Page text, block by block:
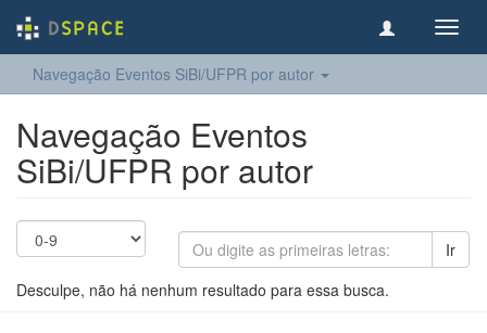
Navegação Eventos SiBi/UFPR por autor
Navegação Eventos
SiBi/UFPR por autor
Ir
Desculpe, não há nenhum resultado para essa busca.